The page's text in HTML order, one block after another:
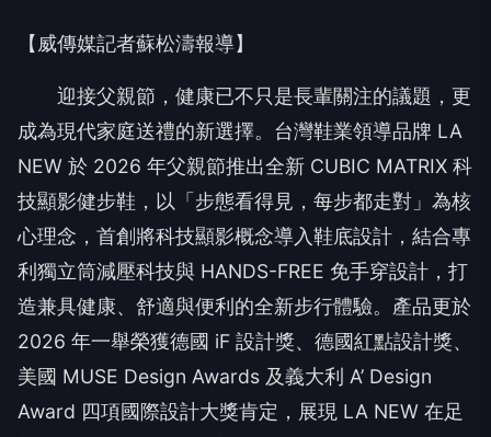
成為現代家庭送禮的新選擇。台灣鞋業領導品牌 LA
NEW 於 2026 年父親節推出全新 CUBIC MATRIX 科
技顯影健步鞋，以「步態看得見，每步都走對」為核
心理念，首創將科技顯影概念導入鞋底設計，結合專
利獨立筒減壓科技與 HANDS-FREE 免手穿設計，打
造兼具健康、舒適與便利的全新步行體驗。產品更於
2026 年一舉榮獲德國 iF 設計獎、德國紅點設計獎、
美國 MUSE Design Awards 及義大利 A’ Design
Award 四項國際設計大獎肯定，展現 LA NEW 在足
部科技、機能設計與創新研發上的深厚實力，更象徵
台灣鞋業品牌於健康科技鞋款領域邁向國際的重要里